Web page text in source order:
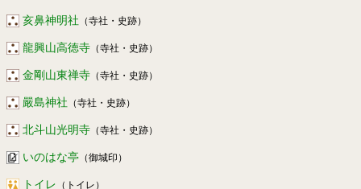
亥鼻神明社 （寺社・史跡）
龍興山高徳寺 （寺社・史跡）
金剛山東禅寺 （寺社・史跡）
嚴島神社 （寺社・史跡）
北斗山光明寺 （寺社・史跡）
いのはな亭 （御城印）
トイレ （トイレ）